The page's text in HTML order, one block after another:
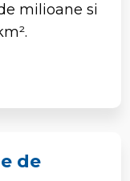
milioane si
de